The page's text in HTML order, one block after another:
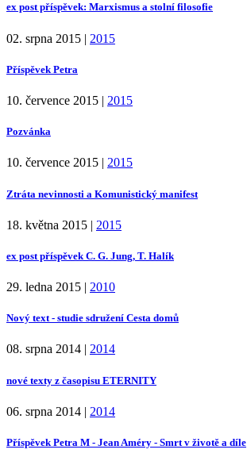
ex post příspěvek: Marxismus a stolní filosofie
02. srpna 2015 | 2015
Příspěvek Petra
10. července 2015 | 2015
Pozvánka
10. července 2015 | 2015
Ztráta nevinnosti a Komunistický manifest
18. května 2015 | 2015
ex post příspěvek C. G. Jung, T. Halík
29. ledna 2015 | 2010
Nový text - studie sdružení Cesta domů
08. srpna 2014 | 2014
nové texty z časopisu ETERNITY
06. srpna 2014 | 2014
Příspěvek Petra M - Jean Améry - Smrt v životě a díle